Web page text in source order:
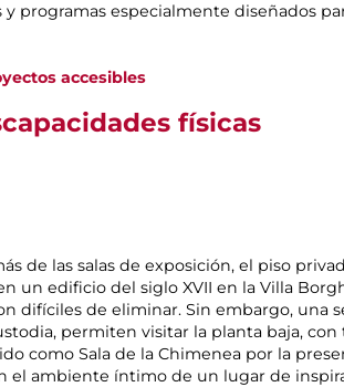
programas especialmente diseñados
accesibles
físicas
de las salas de exposición, el piso
edificio del siglo XVII en la Villa
de eliminar. Sin embargo, una
permiten visitar la planta baja, con
como Sala de la Chimenea por la
el ambiente íntimo de un lugar de